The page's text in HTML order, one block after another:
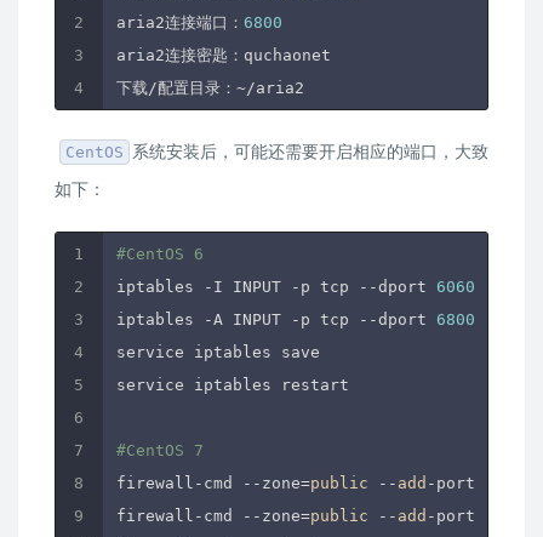
aria2连接端口： 6800
aria2连接密匙：quchaonet
CentOS 系统安装后，可能还需要开启相应的端口，大致
如下：
#CentOS 6
iptables -I INPUT -p tcp --dport 6060
iptables -A INPUT -p tcp --dport 6800
service iptables save
service iptables restart
#CentOS 7
firewall-cmd --zone=public -- add -port=
firewall-cmd --zone=public -- add -port=